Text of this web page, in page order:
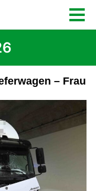
– Frau